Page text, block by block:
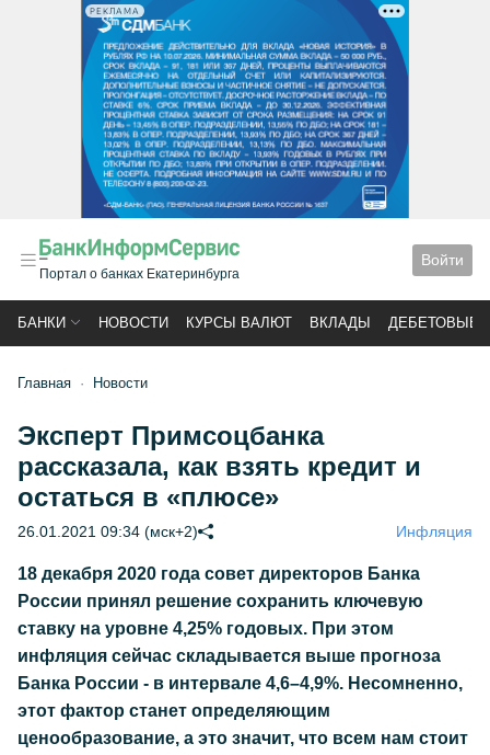
РЕКЛАМА
Портал о банках Екатеринбурга
Войти
БАНКИ НОВОСТИ КУРСЫ ВАЛЮТ ВКЛАДЫ ДЕБЕТОВЫЕ
Главная Новости
Эксперт Примсоцбанка
рассказала, как взять кредит и
остаться в «плюсе»
26.01.2021 09:34 (мск+2) Инфляция
18 декабря 2020 года совет директоров Банка
России принял решение сохранить ключевую
ставку на уровне 4,25% годовых. При этом
инфляция сейчас складывается выше прогноза
Банка России - в интервале 4,6–4,9%. Несомненно,
этот фактор станет определяющим
ценообразование, а это значит, что всем нам стоит